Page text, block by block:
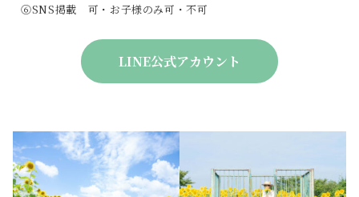
⑥SNS掲載 可・お子様のみ可・不可
LINE公式アカウント